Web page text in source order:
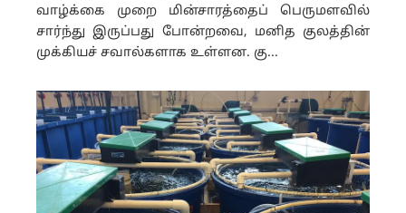
வாழ்க்கை முறை மின்சாரத்தைப் பெருமளவில்
சார்ந்து இருப்பது போன்றவை, மனித குலத்தின்
முக்கியச் சவால்களாக உள்ளன. கு...